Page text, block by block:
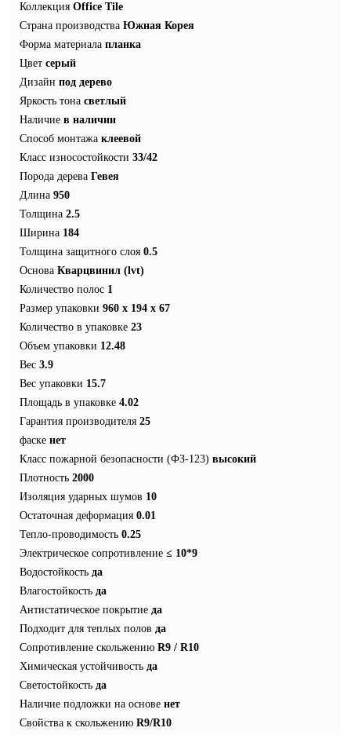
Коллекция Office Tile
Страна производства Южная Корея
Форма материала планка
Цвет серый
Дизайн под дерево
Яркость тона светлый
Наличие в наличии
Способ монтажа клеевой
Класс износостойкости 33/42
Порода дерева Гевея
Длина 950
Толщина 2.5
Ширина 184
Толщина защитного слоя 0.5
Основа Кварцвинил (lvt)
Количество полос 1
Размер упаковки 960 x 194 x 67
Количество в упаковке 23
Объем упаковки 12.48
Вес 3.9
Вес упаковки 15.7
Площадь в упаковке 4.02
Гарантия производителя 25
фаске нет
Класс пожарной безопасности (ФЗ-123) высокий
Плотность 2000
Изоляция ударных шумов 10
Остаточная деформация 0.01
Тепло-проводимость 0.25
Электрическое сопротивление ≤ 10*9
Водостойкость да
Влагостойкость да
Антистатическое покрытие да
Подходит для теплых полов да
Сопротивление скольжению R9 / R10
Химическая устойчивость да
Светостойкость да
Наличие подложки на основе нет
Свойства к скольжению R9/R10